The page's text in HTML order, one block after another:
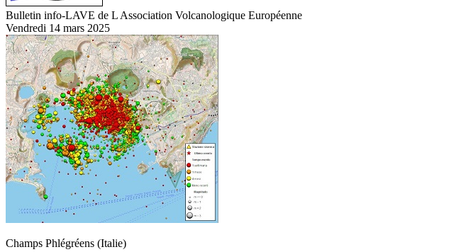
Bulletin info-LAVE de L Association Volcanologique Européenne
Vendredi 14 mars 2025
Champs Phlégréens (Italie)